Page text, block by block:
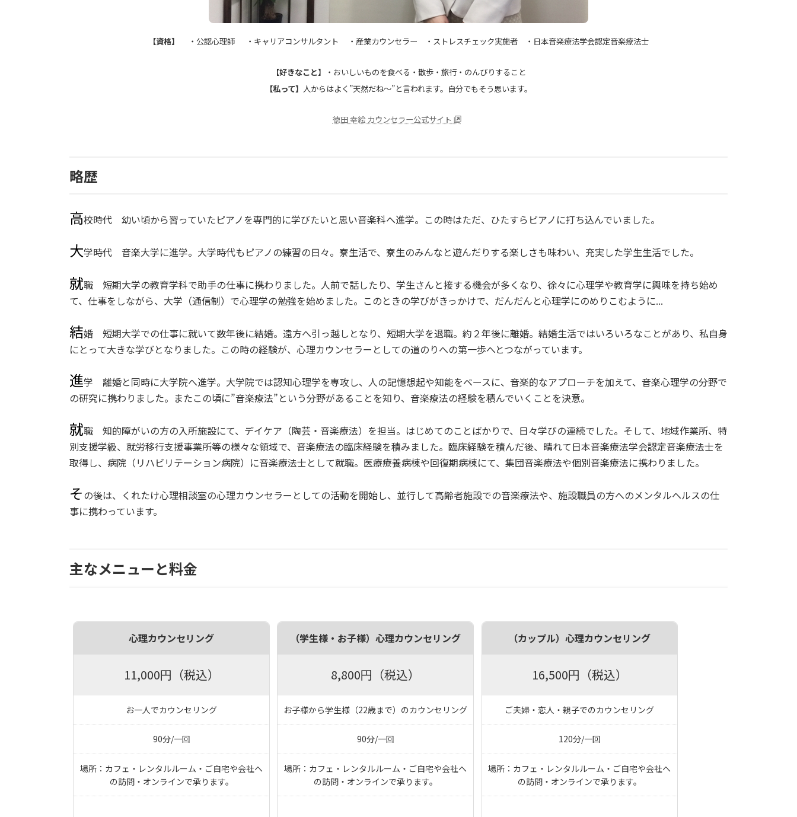
【資格】 ・公認心理師 ・ キャリアコンサルタント ・産業カウンセラー ・ストレスチェック実施者 ・ 日本音楽療法学会認定音楽療法士
【好きなこと】
・おいしいものを食べる・散歩・旅行・のんびりすること
【私って】 人からはよく”天然だね～”と言われます。自分でもそう思います。
徳田 幸絵 カウンセラー公式サイト
略歴
高校時代 幼い頃から習っていたピアノを専門的に学びたいと思い音楽科へ進学。この時はただ、ひたすらピアノに打ち込んでいました。
大学時代 音楽大学に進学。大学時代もピアノの練習の日々。寮生活で、寮生のみんなと遊んだりする楽しさも味わい、充実した学生生活でした。
就職 短期大学の教育学科で助手の仕事に携わりました。人前で話したり、学生さんと接する機会が多くなり、徐々に心理学や教育学に興味を持ち始め
て、仕事をしながら、大学（通信制）で心理学の勉強を始めました。このときの学びがきっかけで、だんだんと心理学にのめりこむように...
結婚 短期大学での仕事に就いて数年後に結婚。遠方へ引っ越しとなり、短期大学を退職。約２年後に離婚。結婚生活ではいろいろなことがあり、私自身
にとって大きな学びとなりました。この時の経験が、心理カウンセラーとしての道のりへの第一歩へとつながっています。
進学 離婚と同時に大学院へ進学。大学院では認知心理学を専攻し、人の記憶想起や知能をベースに、音楽的なアプローチを加えて、音楽心理学の分野で
の研究に携わりました。またこの頃に”音楽療法”という分野があることを知り、音楽療法の経験を積んでいくことを決意。
就職 知的障がいの方の入所施設にて、デイケア（陶芸・音楽療法）を担当。はじめてのことばかりで、日々学びの連続でした。そして、地域作業所、特
別支援学級、就労移行支援事業所等の様々な領域で、音楽療法の臨床経験を積みました。臨床経験を積んだ後、晴れて日本音楽療法学会認定音楽療法士を
取得し、病院（リハビリテーション病院）に音楽療法士として就職。医療療養病棟や回復期病棟にて、集団音楽療法や個別音楽療法に携わりました。
その後は、くれたけ心理相談室の心理カウンセラーとしての活動を開始し、並行して高齢者施設での音楽療法や、施設職員の方へのメンタルヘルスの仕
事に携わっています。
主なメニューと料金
心理カウンセリング
11,000円（税込）
お一人でカウンセリング
90分/一回
場所：カフェ・レンタルルーム・ご自宅や会社へ
の訪問・オンラインで承ります。
（学生様・お子様）心理カウンセリング
8,800円（税込）
お子様から学生様（22歳まで）のカウンセリング
90分/一回
場所：カフェ・レンタルルーム・ご自宅や会社へ
の訪問・オンラインで承ります。
（カップル）心理カウンセリング
16,500円（税込）
ご夫婦・恋人・親子でのカウンセリング
120分/一回
場所：カフェ・レンタルルーム・ご自宅や会社へ
の訪問・オンラインで承ります。